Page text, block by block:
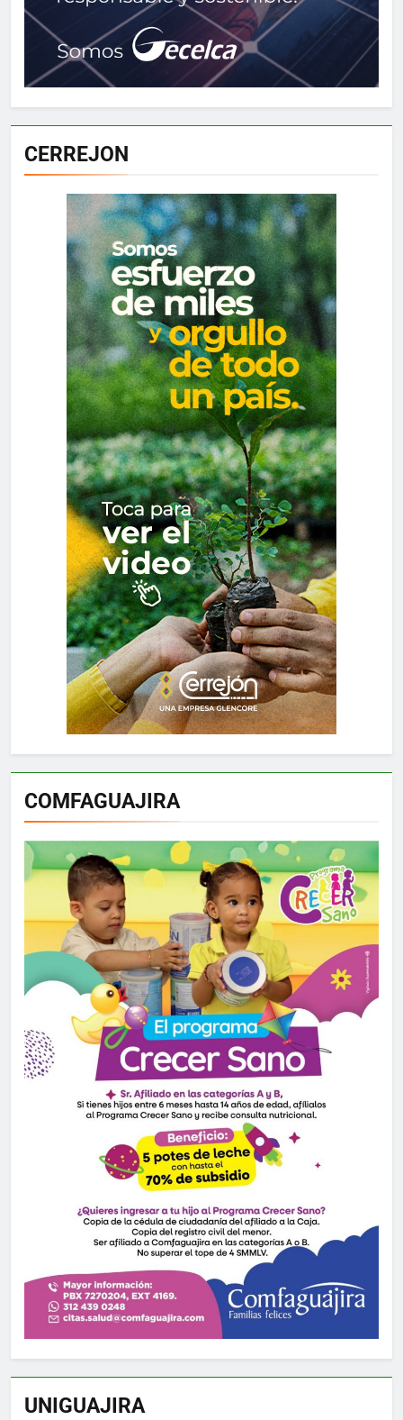
CERREJON
COMFAGUAJIRA
UNIGUAJIRA